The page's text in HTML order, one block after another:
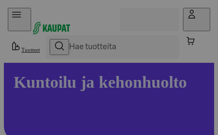
Hyppää sisältöön
Tuotteet
Kuntoilu ja kehonhuolto